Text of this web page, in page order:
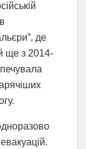
де
ще з 2014-